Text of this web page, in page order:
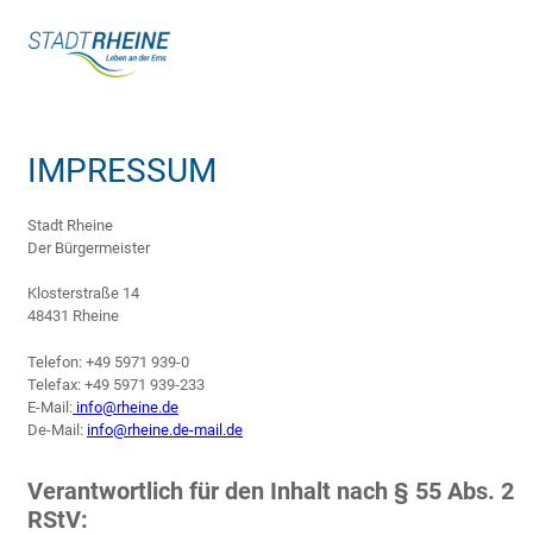
Inhalt
IMPRESSUM
Stadt Rheine
Der Bürgermeister
Klosterstraße 14
48431 Rheine
Telefon: +49 5971 939-0
Telefax: +49 5971 939-233
E-Mail: info@rheine.de
De-Mail: info@rheine.de-mail.de
Verantwortlich für den Inhalt nach § 55 Abs. 2
RStV: